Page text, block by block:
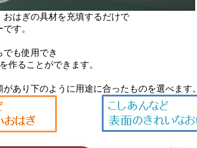
おはぎの具材を充填するだけで
す。
でも使用でき
作ることができます。
あり下のように用途に合ったものを選べます。